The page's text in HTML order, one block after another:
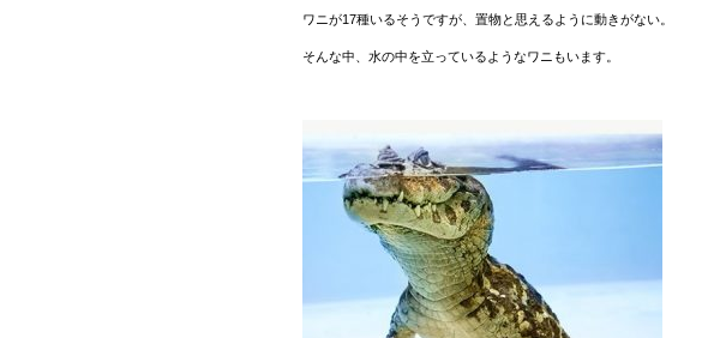
ワニが17種いるそうですが、置物と思えるように動きがない。
そんな中、水の中を立っているようなワニもいます。